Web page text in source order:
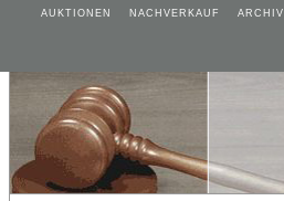
AUKTIONEN NACHVERKAUF ARCHIV